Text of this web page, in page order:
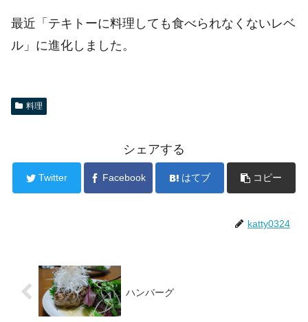
最近「テキトーに料理しても食べられなくないレベ
ル」に進化しました。
料理
シェアする
Twitter Facebook はてブ コピー
katty0324
ハンバーグ